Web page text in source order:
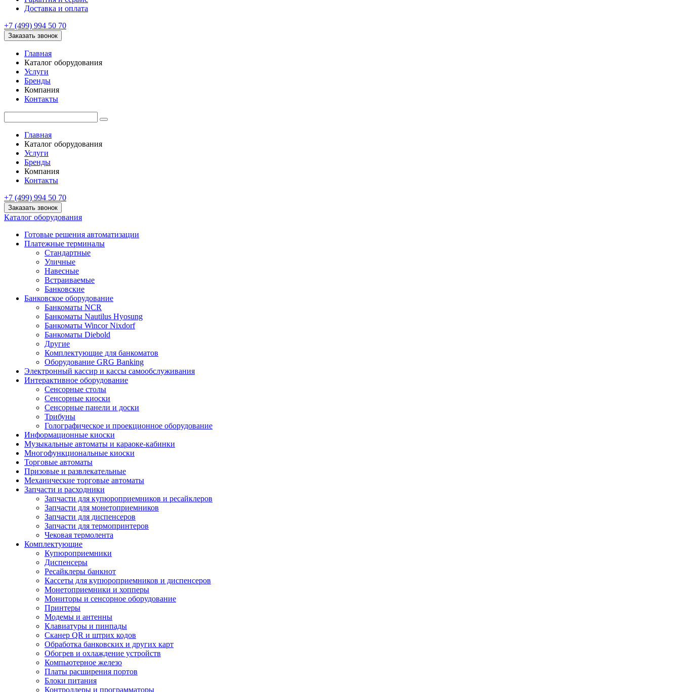
Доставка и оплата
+7 (499) 994 50 70
Заказать звонок
Главная
Каталог оборудования
Услуги
Бренды
Компания
Контакты
Главная
Каталог оборудования
Услуги
Бренды
Компания
Контакты
+7 (499) 994 50 70
Заказать звонок
Каталог оборудования
Готовые решения автоматизации
Платежные терминалы
Стандартные
Уличные
Навесные
Встраиваемые
Банковские
Банковское оборудование
Банкоматы NCR
Банкоматы Nautilus Hyosung
Банкоматы Wincor Nixdorf
Банкоматы Diebold
Другие
Комплектующие для банкоматов
Оборудование GRG Banking
Электронный кассир и кассы самообслуживания
Интерактивное оборудование
Сенсорные столы
Сенсорные киоски
Сенсорные панели и доски
Трибуны
Голографическое и проекционное оборудование
Информационные киоски
Музыкальные автоматы и караоке-кабинки
Многофункциональные киоски
Торговые автоматы
Призовые и развлекательные
Механические торговые автоматы
Запчасти и расходники
Запчасти для купюроприемников и ресайклеров
Запчасти для монетоприемников
Запчасти для диспенсеров
Запчасти для термопринтеров
Чековая термолента
Комплектующие
Купюроприемники
Диспенсеры
Ресайклеры банкнот
Кассеты для купюроприемников и диспенсеров
Монетоприемники и хопперы
Мониторы и сенсорное оборудование
Принтеры
Модемы и антенны
Клавиатуры и пинпады
Сканер QR и штрих кодов
Обработка банковских и других карт
Обогрев и охлаждение устройств
Компьютерное железо
Платы расширения портов
Блоки питания
Контроллеры и программаторы